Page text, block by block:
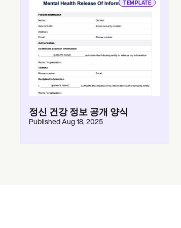
TEMPLATE
정신 건강 정보 공개 양식
Published Aug 18, 2025